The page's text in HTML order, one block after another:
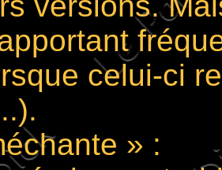
celui-ci
» :